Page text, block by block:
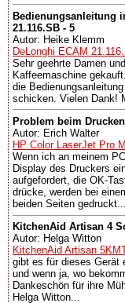
Bedienungsanleitung
21.116.SB - 5
Autor: Heike Klemm
DeLonghi ECAM
Sehr geehrte Damen
Kaffeemaschine
die
schicken. Vielen Dank!
Problem beim Drucken
Autor: Erich Walter
HP Color LaserJet Pro
Wenn ich an meinem
Display des Druckers
aufgefordert, die OK-
drücke, werden bei
beiden Seiten gedruckt....
KitchenAid Artisan 4
Autor: Helga Witton
KitchenAid Artisan
gibt es für dieses Gerät
und wenn ja, wo
Dankeschön für ihre
Helga Witton...